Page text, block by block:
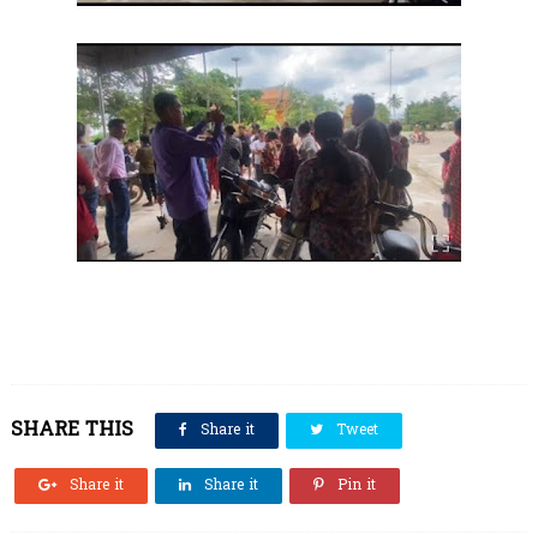
SHARE THIS Share it Tweet
Share it Share it Pin it